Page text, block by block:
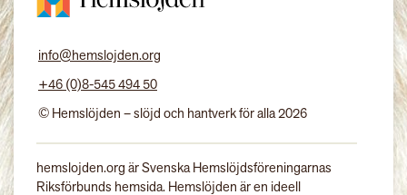
info@hemslojden.org
+46 (0)8-545 494 50
© Hemslöjden – slöjd och hantverk för alla 2026
hemslojden.org är Svenska Hemslöjdsföreningarnas
Riksförbunds hemsida. Hemslöjden är en ideell